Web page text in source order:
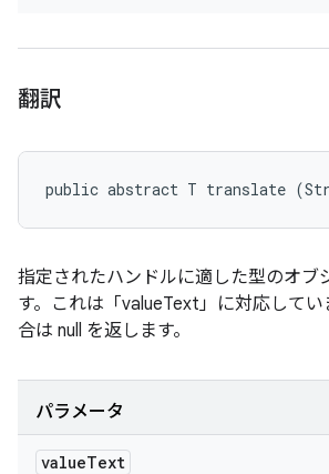
翻訳
public abstract T translate
指定されたハンドルに適した型のオブ
す。これは「valueText」に対応してい
合は null を返します。
パラメータ
valueText